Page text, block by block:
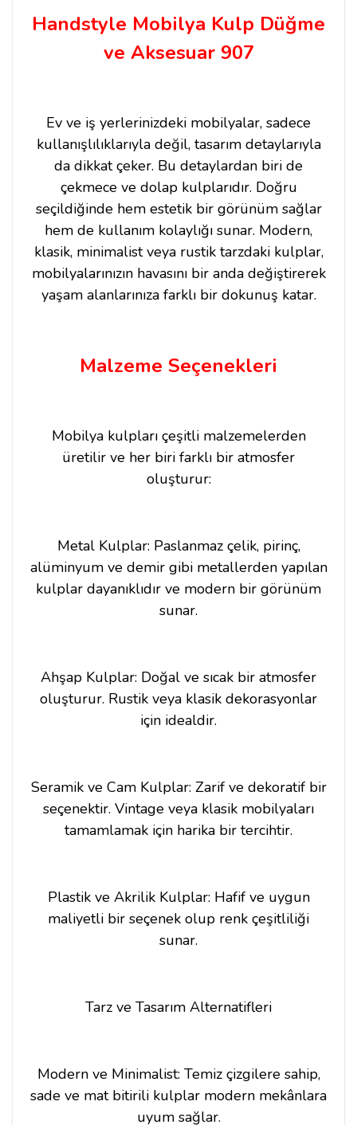
Handstyle Mobilya Kulp Düğme
ve Aksesuar 907
Ev ve iş yerlerinizdeki mobilyalar, sadece
kullanışlılıklarıyla değil, tasarım detaylarıyla
da dikkat çeker. Bu detaylardan biri de
çekmece ve dolap kulplarıdır. Doğru
seçildiğinde hem estetik bir görünüm sağlar
hem de kullanım kolaylığı sunar. Modern,
klasik, minimalist veya rustik tarzdaki kulplar,
mobilyalarınızın havasını bir anda değiştirerek
yaşam alanlarınıza farklı bir dokunuş katar.
Malzeme Seçenekleri
Mobilya kulpları çeşitli malzemelerden
üretilir ve her biri farklı bir atmosfer
oluşturur:
Metal Kulplar: Paslanmaz çelik, pirinç,
alüminyum ve demir gibi metallerden yapılan
kulplar dayanıklıdır ve modern bir görünüm
sunar.
Ahşap Kulplar: Doğal ve sıcak bir atmosfer
oluşturur. Rustik veya klasik dekorasyonlar
için idealdir.
Seramik ve Cam Kulplar: Zarif ve dekoratif bir
seçenektir. Vintage veya klasik mobilyaları
tamamlamak için harika bir tercihtir.
Plastik ve Akrilik Kulplar: Hafif ve uygun
maliyetli bir seçenek olup renk çeşitliliği
sunar.
Tarz ve Tasarım Alternatifleri
Modern ve Minimalist: Temiz çizgilere sahip,
sade ve mat bitirili kulplar modern mekânlara
uyum sağlar.